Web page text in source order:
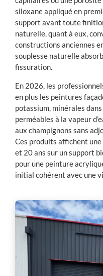
siloxane appliqué en
support avant toute
naturelle, quant à eux,
constructions anciennes
souplesse naturelle
fissuration.
En 2026, les
en plus les peintures
potassium, minérales
perméables à la vapeur
aux champignons sans
Ces produits affichent
et 20 ans sur un support
pour une peinture
initial cohérent avec une